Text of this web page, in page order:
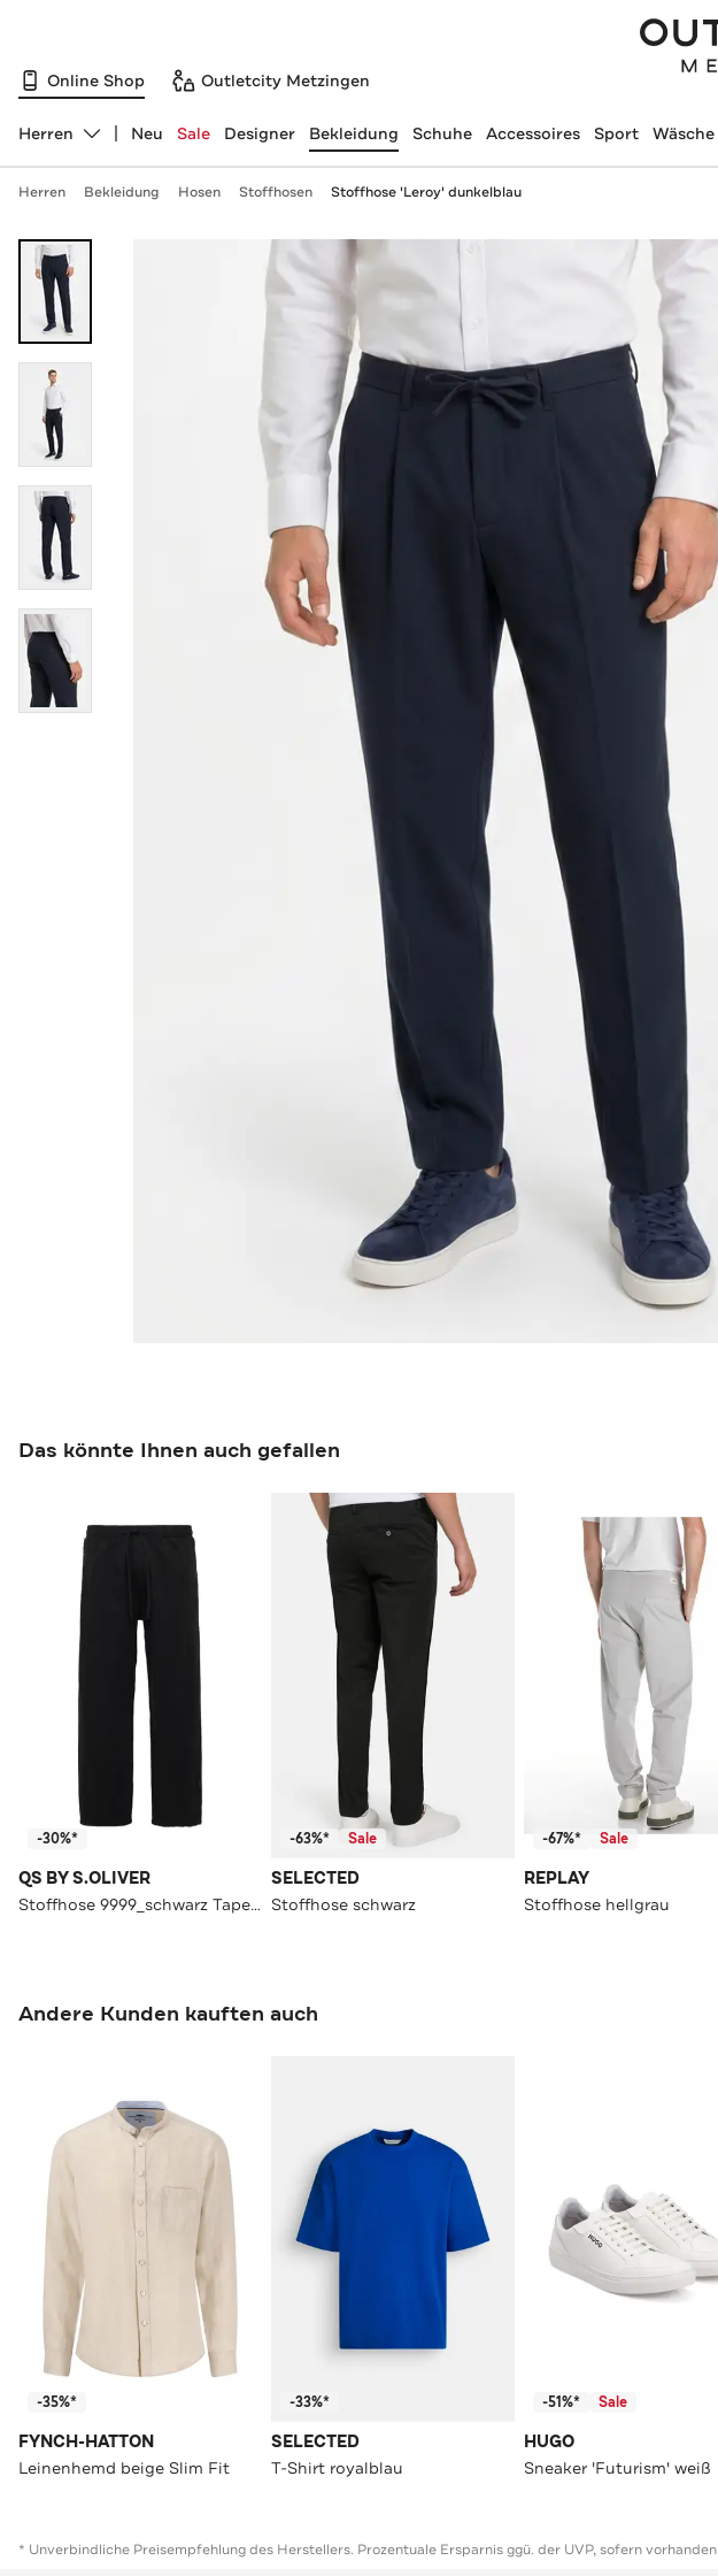
Online Shop Outletcity Metzingen
Abteilung ändern, ausgewählt:
Herren Neu Sale Designer Bekleidung Schuhe Accessoires Sport Wäsche
Herren Bekleidung Hosen Stoffhosen Stoffhose 'Leroy' dunkelblau
Das könnte Ihnen auch gefallen
-30%*
QS BY S.OLIVER
Stoffhose 9999_schwarz Tapered
-63%* Sale
SELECTED
Stoffhose schwarz
-67%* Sale
REPLAY
Stoffhose hellgrau
Andere Kunden kauften auch
-35%*
FYNCH-HATTON
Leinenhemd beige Slim Fit
-33%*
SELECTED
T-Shirt royalblau
-51%* Sale
HUGO
Sneaker 'Futurism' weiß
* Unverbindliche Preisempfehlung des Herstellers. Prozentuale Ersparnis ggü. der UVP, sofern vorhanden